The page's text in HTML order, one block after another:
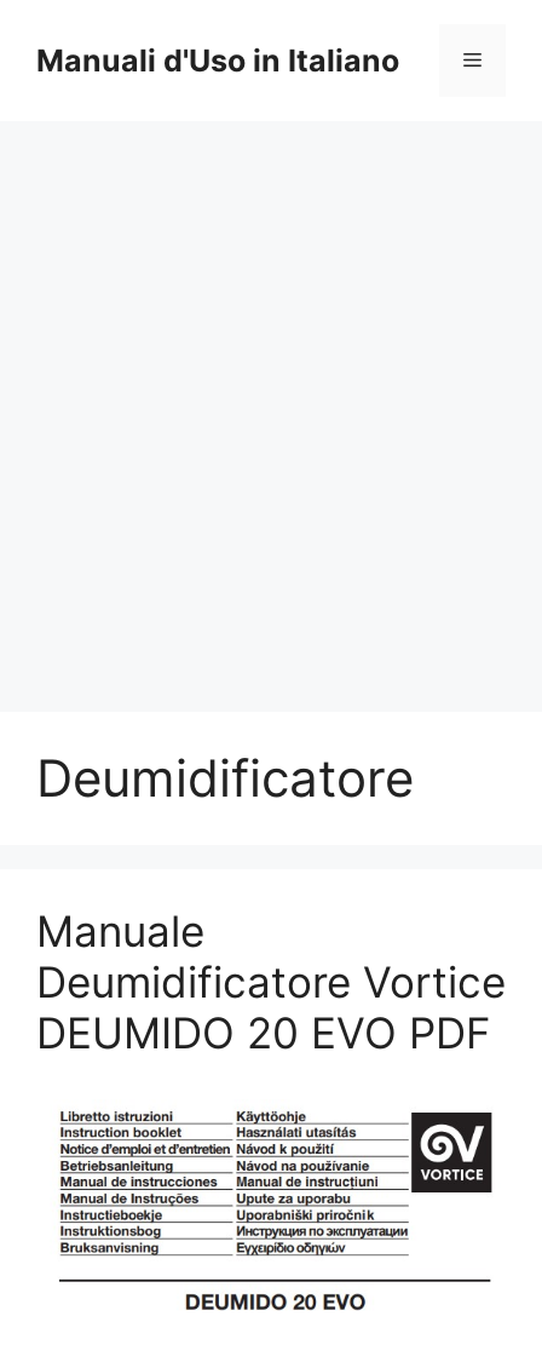
contenuto
Manuali d'Uso in Italiano Menu
Deumidificatore
Manuale
Deumidificatore Vortice
DEUMIDO 20 EVO PDF